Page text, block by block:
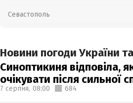
Севастополь
Новини погоди України та
Синоптикиня відповіла,
очікувати після сильної
7 серпня, 08:00 684